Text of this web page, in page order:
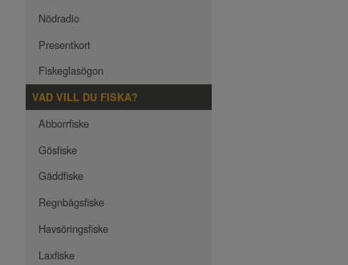
Nödradio
Presentkort
Fiskeglasögon
VAD VILL DU FISKA?
Abborrfiske
Gösfiske
Gäddfiske
Regnbågsfiske
Havsöringsfiske
Laxfiske